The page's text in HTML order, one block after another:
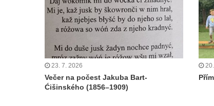
23. 7. 2026
Večer na počest Jakuba Bart-
Ćišinského (1856–1909)